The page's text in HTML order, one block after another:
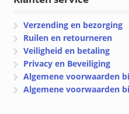
Verzending en bezorging
Ruilen en retourneren
Veiligheid en betaling
Privacy en Beveiliging
Algemene voorwaarden
Algemene voorwaarden